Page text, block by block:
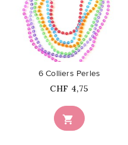

6 Colliers Perles
Prix
CHF 4,75